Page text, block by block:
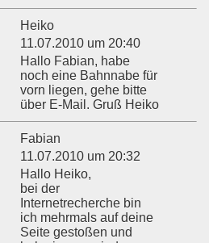
Heiko
11.07.2010 um 20:40
Hallo Fabian, habe
noch eine Bahnnabe für
vorn liegen, gehe bitte
über E-Mail. Gruß Heiko
Fabian
11.07.2010 um 20:32
Hallo Heiko,
bei der
Internetrecherche bin
ich mehrmals auf deine
Seite gestoßen und